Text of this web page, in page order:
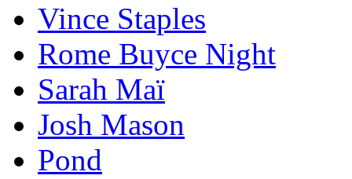
Vince Staples
Rome Buyce Night
Sarah Maï
Josh Mason
Pond